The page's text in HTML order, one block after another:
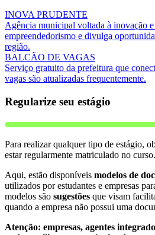
INOVA PRUDENTE
Agência municipal voltada à inovação
empreendedorismo e divulga
região.
BALCÃO DE VAGAS
Serviço gratuito da prefeitura que
vagas são atualizadas frequentemente.
Regularize seu estágio
Para realizar qualquer tipo de estágio,
estar regularmente matriculado no curso.
Aqui, estão disponíveis modelos de
utilizados por estudantes e empresas
modelos são sugestões que visam
quando a empresa não possui uma
Atenção: empresas, agentes